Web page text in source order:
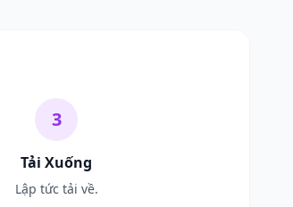
3
Tải Xuống
Lập tức tải về.